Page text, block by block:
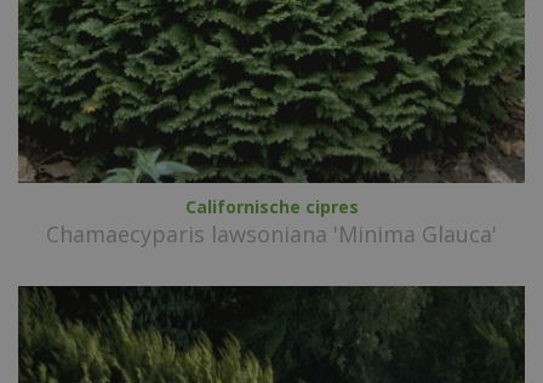
Californische cipres
Chamaecyparis lawsoniana 'Minima Glauca'